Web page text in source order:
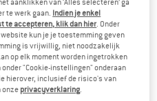
FOX RACING
aanklikken van ‘Alles selecteren’ ga
te werk gaan. Indien je enkel
te accepteren, klik dan hier. Onder
website kun je je toestemming geven
is vrijwillig, niet noodzakelijk
op elk moment worden ingetrokken
"Cookie-instellingen" onderaan
hierover, inclusief de risico's van
onze privacyverklaring.